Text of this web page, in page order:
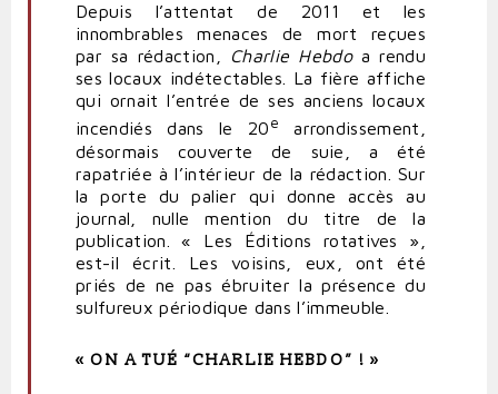
Depuis l’attentat de 2011 et les
innombrables menaces de mort reçues
par sa rédaction,
Charlie Hebdoa rendu
ses locaux indétectables. La fière affiche
qui ornait l’entrée de ses anciens locaux
incendiés dans le 20e
arrondissement,
désormais couverte de suie, a été
rapatriée à l’intérieur de la rédaction. Sur
la porte du palier qui donne accès au
journal, nulle mention du titre de la
publication. « Les Éditions rotatives »,
est-il écrit. Les voisins, eux, ont été
priés de ne pasébruiter la présence du
sulfureux périodique dans l’immeuble.
« ON A TUÉ “CHARLIE HEBDO” ! »